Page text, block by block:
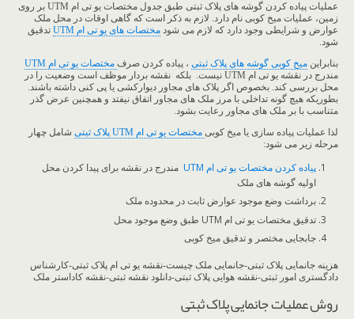
عملیات پیاده کردن گوشه های پلاک ثبتی طبق جدول مختصات یو تی ام UTM بر روی
زمین، عملیات میخ کوبی نام دارد. لازم به ذکر است که گاهی اوقات در محل ملک
عوارض و شرایطی وجود دارد که لازم می شود مختصات های یو تی ام UTM
تدقیق
شود.
بنابراین میخ کوبی گوشه های پلاک ثبتی ، پیاده کردن صرف مختصات یو تی ام UTM
مندرج در نقشه یو تی ام UTM نیست. بلکه نقشه بردار موظف است وضعیت را در
محل بررسی کند. بخصوص اگر پلاک های مجاور دیوارکشی یا پی کنی داشته باشند.
بطوریکه هیچ گونه تداخلی با مرز ملک های مجاور اتفاق نیفتد و همچنین عرض گذر
متناسب با بر ملک های مجاور رعایت بشود.
لذا عملیات پیاده سازی یا میخ کوبی مختصات یو تی ام UTM پلاک ثبتی
شامل چهار
مرحله زیر می شود:
پیاده کردن مختصات یو تی ام UTM
مندرج در نقشه برای پیدا کردن محل
اولیه گوشه های ملک
برداشت وضع موجود عوارض ثابت در محدوده ملک
تدقیق مختصات یو تی ام UTM طبق وضع موجود محل
جابجایی مختصر و تدقیق میخ کوبی
هزینه جانمایی پلاک ثبتی-جانمایی ملک چیست-نقشه یو تی ام پلاک ثبتی-کارشناس
دادگستری امور ثبتی-نقشه هوایی پلاک ثبتی-دانلود نقشه ثبتی-نقشه کاداستر ملک
روش عملیات جانمایی پلاک ثبتی